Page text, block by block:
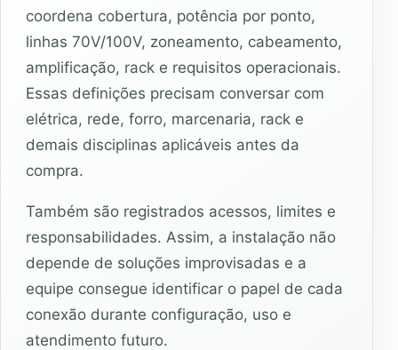
coordena cobertura, potência por ponto,
linhas 70V/100V, zoneamento, cabeamento,
amplificação, rack e requisitos operacionais.
Essas definições precisam conversar com
elétrica, rede, forro, marcenaria, rack e
demais disciplinas aplicáveis antes da
compra.
Também são registrados acessos, limites e
responsabilidades. Assim, a instalação não
depende de soluções improvisadas e a
equipe consegue identificar o papel de cada
conexão durante configuração, uso e
atendimento futuro.